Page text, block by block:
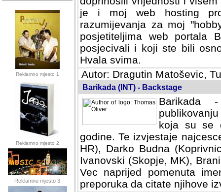
Reklamno mjesto 1
Reklamno mjesto 2
Reklamno mjesto 3
je i moj web hosting
razumijevanja za moj
posjetiteljima web portala
posjecivali i koji ste bili
Hvala svima.
Autor: Dragutin Matoševic,
Barikada (INT) - Backstage
Barikada
koja su se
godine. Te izvjestaje
HR), Darko Budna
Ivanovski (Skopje, MK),
Vec naprijed pomenuta
preporuka da citate njihove